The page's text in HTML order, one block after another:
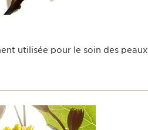
utilisée pour le soin des peaux